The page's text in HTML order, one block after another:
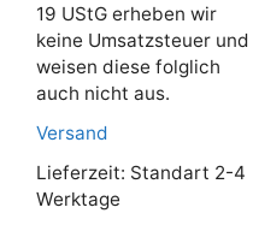
19 UStG erheben wir
keine Umsatzsteuer und
weisen diese folglich
auch nicht aus.
Versand
Lieferzeit: Standart 2-4
Werktage